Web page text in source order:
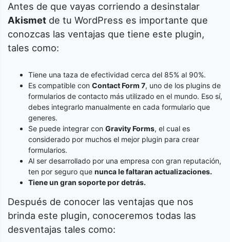
Antes de que vayas corriendo a desinstalar
Akismet de tu WordPress es importante que
conozcas las ventajas que tiene este plugin,
tales como:
Tiene una taza de efectividad cerca del 85% al 90%.
Es compatible con Contact Form 7, uno de los plugins de
formularios de contacto más utilizado en el mundo. Eso sí,
debes integrarlo manualmente en cada formulario que
generes.
Se puede integrar con Gravity Forms, el cual es
considerado por muchos el mejor plugin para crear
formularios.
Al ser desarrollado por una empresa con gran reputación,
ten por seguro que nunca le faltaran actualizaciones.
Tiene un gran soporte por detrás.
Después de conocer las ventajas que nos
brinda este plugin, conoceremos todas las
desventajas tales como: